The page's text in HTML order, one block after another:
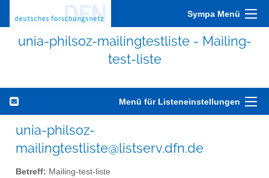
Sympa Menü
unia-philsoz-mailingtestliste - Mailing-
test-liste
Menü für Listeneinstellungen
unia-philsoz-
mailingtestliste@listserv.dfn.de
Betreff: Mailing-test-liste